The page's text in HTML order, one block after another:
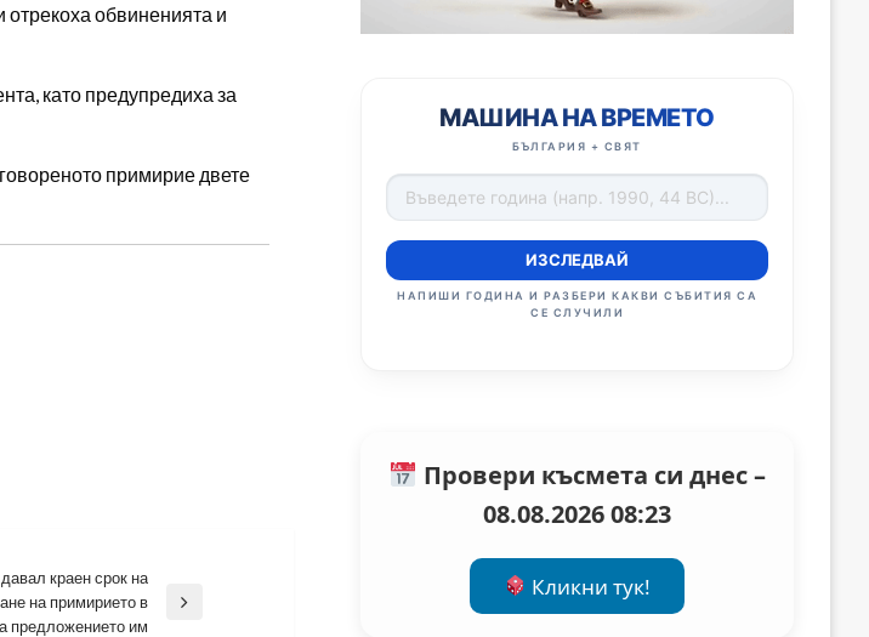
отрекоха обвиненията и
като предупредиха за
примирие двете
краен срок на
на примирието в
предложението им
МАШИНА НА ВРЕМЕТО
БЪЛГАРИЯ + СВЯТ
ИЗСЛЕДВАЙ
НАПИШИ ГОДИНА И РАЗБЕРИ КАКВИ СЪБИТИЯ СА
СЕ СЛУЧИЛИ
Провери късмета си днес –
08.08.2026 08:23
Кликни тук!